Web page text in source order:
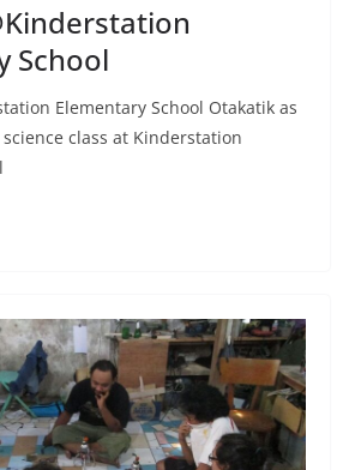
School
Elementary School Otakatik as
class at Kinderstation